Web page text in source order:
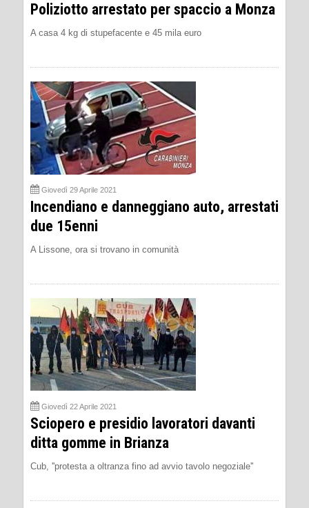
Poliziotto arrestato per spaccio a Monza
A casa 4 kg di stupefacente e 45 mila euro
Giovedì 29 Aprile 2021
Incendiano e danneggiano auto, arrestati
due 15enni
A Lissone, ora si trovano in comunità
Giovedì 22 Aprile 2021
Sciopero e presidio lavoratori davanti
ditta gomme in Brianza
Cub, ''protesta a oltranza fino ad avvio tavolo negoziale''